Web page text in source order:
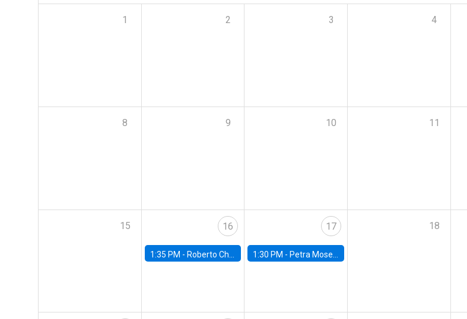
1 2 3 4
8 9 10 11
15 16
1:35 PM - Roberto Chang, Rutgers University
17
1:30 PM - Petra Moser, NYU Stern
18